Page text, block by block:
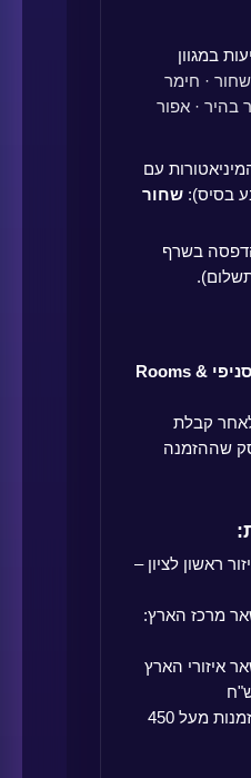
במגוון
שחור · חימר
בהיר · אפור
עם
שחור
הדפסה בשרף
איסוף מאחד מסניפי Rooms &
קבלת
שההזמנה
ראשון לציון –
מרכז הארץ:
איזורי הארץ
משלוח חינם בהזמנות מעל 450